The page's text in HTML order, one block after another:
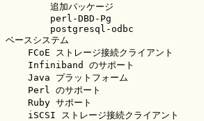
        追加パッケージ
perl-DBD-Pg
postgresql-odbc
ベースシステム
FCoE ストレージ接続クライアント
Infiniband のサポート
Java プラットフォーム
Perl のサポート
Ruby サポート
iSCSI ストレージ接続クライアント